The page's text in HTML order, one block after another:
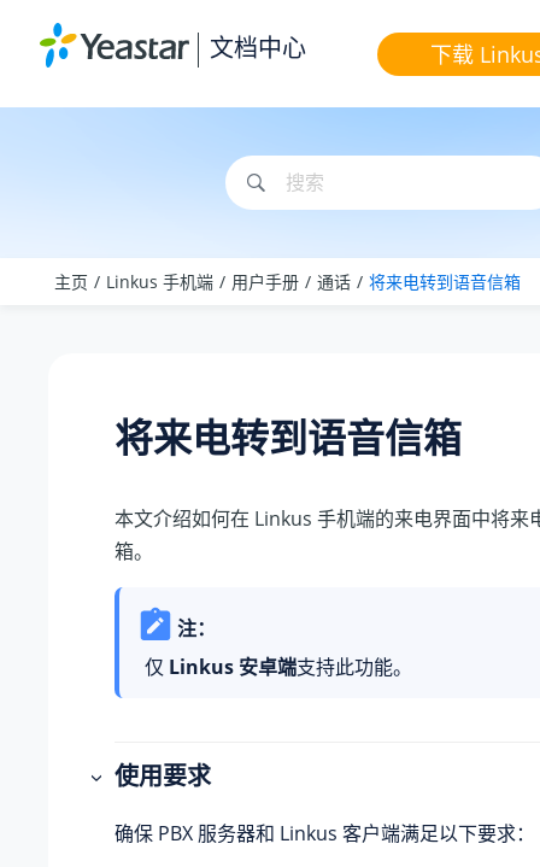
文档中心 下载
主页 Linkus 手机端 用户手册 通话 将来电转到语音信箱
将来电转到语音信箱
本文介绍如何在 Linkus 手机端的来电界面中将来
箱。
注：
仅 Linkus 安卓端支持此功能。
使用要求
确保 PBX 服务器和 Linkus 客户端满足以下要求：